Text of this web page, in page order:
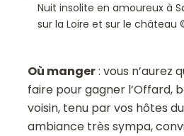
Nuit insolite en amoureux à
sur la Loire et sur le château
Où manger: vous n’aurez
faire pour gagner l’Offard,
voisin, tenu par vos hôtes
ambiance très sympa,